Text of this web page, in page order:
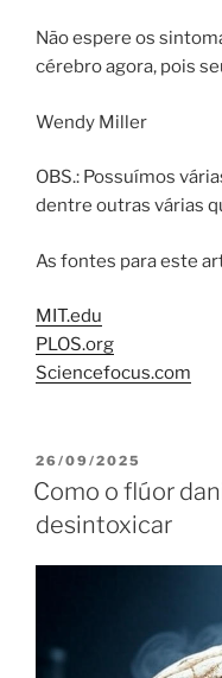
Não espere os
cérebro agora, pois
Wendy Miller
OBS.: Possuímos
dentre outras várias
As fontes para este
MIT.edu
PLOS.org
Sciencefocus.com
PUBLICADO
EM
26/09/2025
Como o flúor
desintoxicar